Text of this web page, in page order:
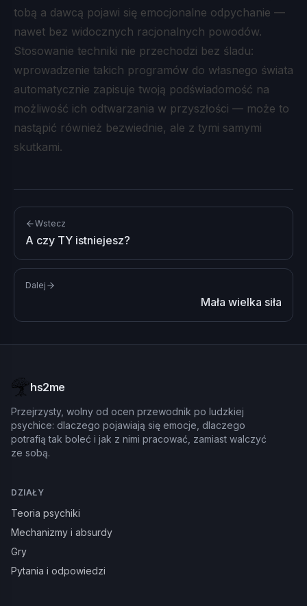
tobą a dawcą pojawi się emocjonalne odpychanie —
nawet bez widocznych racjonalnych powodów.
Stosowanie techniki nie przechodzi bez śladu:
wprowadzenie takich programów do własnego świata
automatycznie zapisuje twoją podświadomość na
możliwość ich odtwarzania w przyszłości — może to
nastąpić również bezwiednie, ale z tymi samymi
skutkami.
Wstecz
A czy TY istniejesz?
Dalej
Mała wielka siła
hs2me
Przejrzysty, wolny od ocen przewodnik po ludzkiej
psychice: dlaczego pojawiają się emocje, dlaczego
potrafią tak boleć i jak z nimi pracować, zamiast walczyć
ze sobą.
DZIAŁY
Teoria psychiki
Mechanizmy i absurdy
Gry
Pytania i odpowiedzi